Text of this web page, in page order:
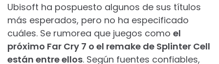
Ubisoft ha pospuesto algunos de sus títulos
más esperados, pero no ha especificado
cuáles. Se rumorea que juegos como el
próximo Far Cry 7 o el remake de Splinter Cell
están entre ellos. Según fuentes confiables,